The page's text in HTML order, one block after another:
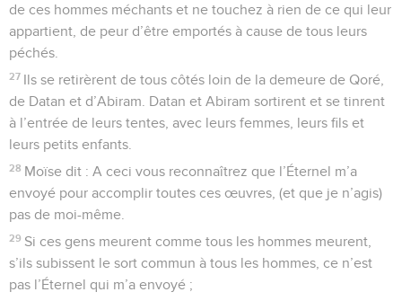
de ces hommes méchants et ne touchez à rien de ce qui leur
appartient, de peur d’être emportés à cause de tous leurs
péchés.
27 Ils se retirèrent de tous côtés loin de la demeure de Qoré,
de Datan et d’Abiram. Datan et Abiram sortirent et se tinrent
à l’entrée de leurs tentes, avec leurs femmes, leurs fils et
leurs petits enfants.
28 Moïse dit : A ceci vous reconnaîtrez que l’Éternel m’a
envoyé pour accomplir toutes ces œuvres, (et que je n’agis)
pas de moi-même.
29 Si ces gens meurent comme tous les hommes meurent,
s’ils subissent le sort commun à tous les hommes, ce n’est
pas l’Éternel qui m’a envoyé ;